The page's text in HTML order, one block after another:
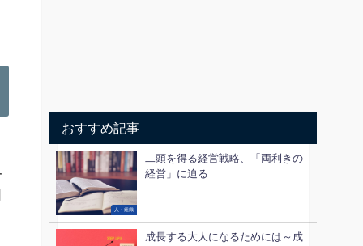
おすすめ記事
人・組織
二頭を得る経営戦略、「両利きの
経営」に迫る
成長する大人になるためには～成